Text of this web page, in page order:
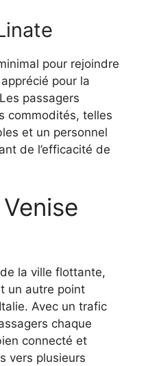
pour rejoindre
pour la
passagers
commodités, telles
et un personnel
de l’efficacité de
la ville flottante,
un autre point
Avec un trafic
chaque
connecté et
vers plusieurs